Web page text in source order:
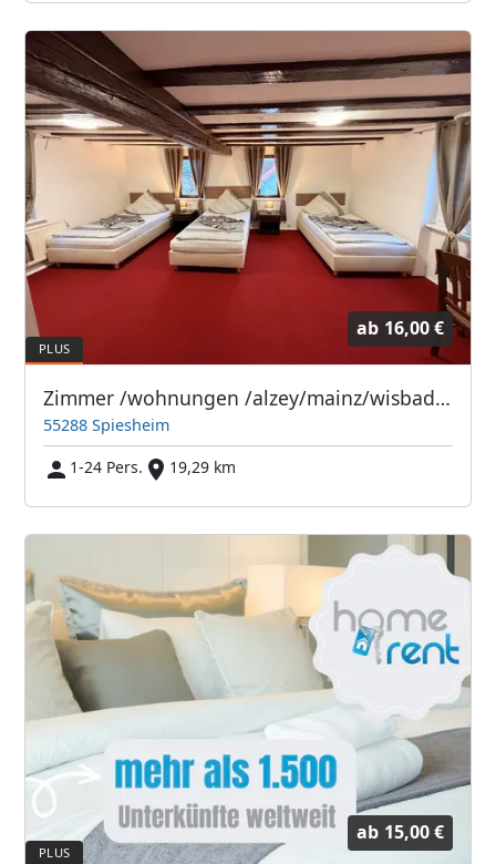
ab 16,00 €
Zimmer /wohnungen /alzey/mainz/wisbaden/frankfurt
55288 Spiesheim
1-24 Pers.
19,29 km
ab 15,00 €